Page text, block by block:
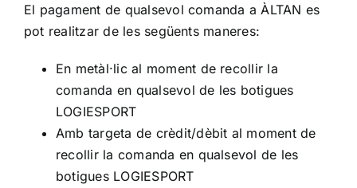
Nosotros
ALTAN ECO
ALTAN QR
Sanitario
El pagament de qualsevol comanda a ÀLTAN es
pot realitzar de les següents maneres:
En metàl·lic al moment de recollir la
comanda en qualsevol de les botigues
LOGIESPORT
Amb targeta de crèdit/dèbit al moment de
recollir la comanda en qualsevol de les
botigues LOGIESPORT